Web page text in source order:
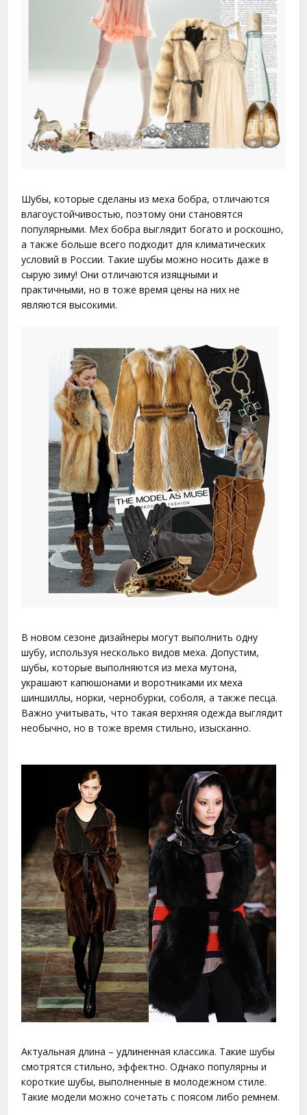
Шубы, которые сделаны из меха бобра, отличаются
влагоустойчивостью, поэтому они становятся
популярными. Мех бобра выглядит богато и роскошно,
а также больше всего подходит для климатических
условий в России. Такие шубы можно носить даже в
сырую зиму! Они отличаются изящными и
практичными, но в тоже время цены на них не
являются высокими.
В новом сезоне дизайнеры могут выполнить одну
шубу, используя несколько видов меха. Допустим,
шубы, которые выполняются из меха мутона,
украшают капюшонами и воротниками их меха
шиншиллы, норки, чернобурки, соболя, а также песца.
Важно учитывать, что такая верхняя одежда выглядит
необычно, но в тоже время стильно, изысканно.
Актуальная длина – удлиненная классика. Такие шубы
смотрятся стильно, эффектно. Однако популярны и
короткие шубы, выполненные в молодежном стиле.
Такие модели можно сочетать с поясом либо ремнем.